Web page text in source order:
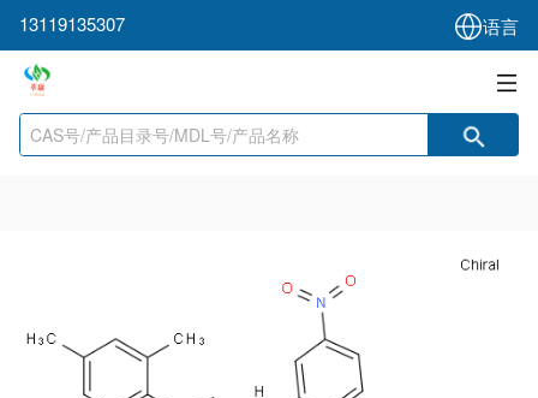
13119135307 语言